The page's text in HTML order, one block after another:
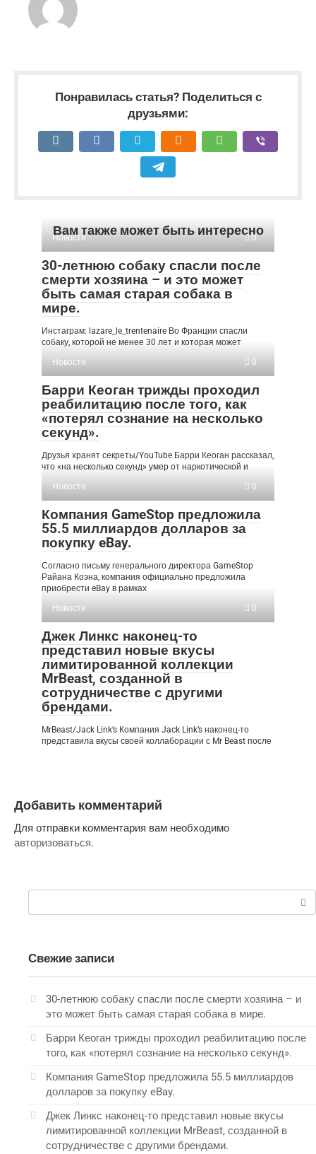
Понравилась статья? Поделиться с
друзьями:
Вам также может быть интересно
Новости 0
30-летнюю собаку спасли после
смерти хозяина – и это может
быть самая старая собака в
мире.
Инстаграм: lazare_le_trentenaire Во Франции спасли
собаку, которой не менее 30 лет и которая может
Новости
0
Барри Кеоган трижды проходил
реабилитацию после того, как
«потерял сознание на несколько
секунд».
Друзья хранят секреты/YouTube Барри Кеоган рассказал,
что «на несколько секунд» умер от наркотической и
Новости
0
Компания GameStop предложила
55.5 миллиардов долларов за
покупку eBay.
Согласно письму генерального директора GameStop
Райана Коэна, компания официально предложила
приобрести eBay в рамках
Новости
0
Джек Линкс наконец-то
представил новые вкусы
лимитированной коллекции
MrBeast, созданной в
сотрудничестве с другими
брендами.
MrBeast/Jack Link’s Компания Jack Link’s наконец-то
представила вкусы своей коллаборации с Mr Beast после
Добавить комментарий
Для отправки комментария вам необходимо
авторизоваться.
Поиск:
Свежие записи
30-летнюю собаку спасли после смерти хозяина – и
это может быть самая старая собака в мире.
Барри Кеоган трижды проходил реабилитацию после
того, как «потерял сознание на несколько секунд».
Компания GameStop предложила 55.5 миллиардов
долларов за покупку eBay.
Джек Линкс наконец-то представил новые вкусы
лимитированной коллекции MrBeast, созданной в
сотрудничестве с другими брендами.